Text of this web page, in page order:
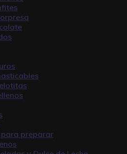
para preparar